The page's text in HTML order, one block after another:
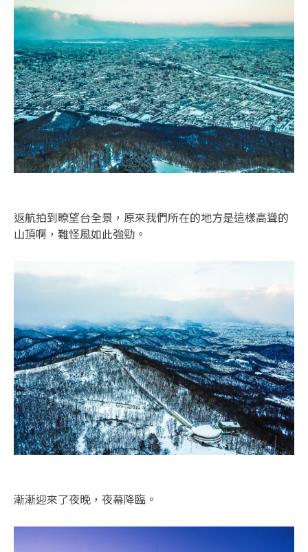
返航拍到暸望台全景，原來我們所在的地方是這樣高聳的
山頂啊，難怪風如此強勁。
漸漸迎來了夜晚，夜幕降臨。